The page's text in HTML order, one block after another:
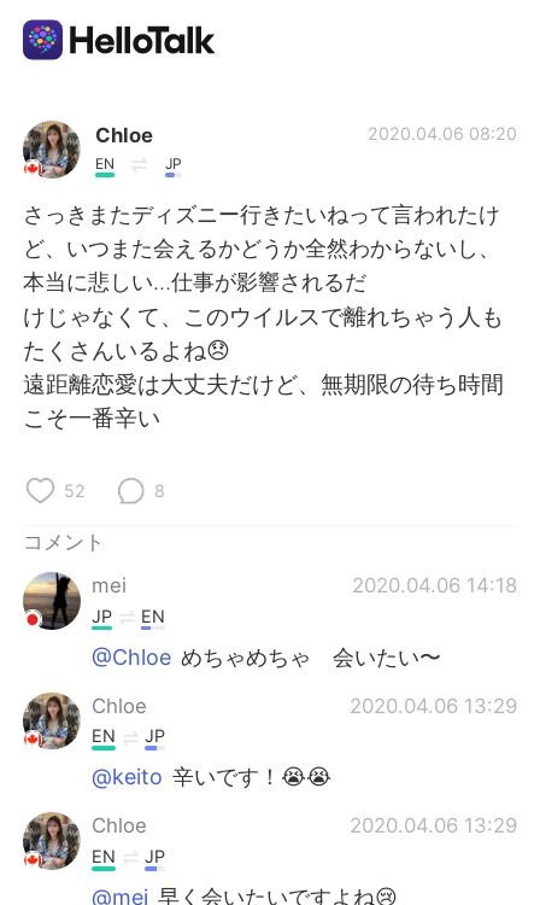
語学交換アプリ
AI Grammar Checker
日本語
English
繁體中文
العربية
Deutsch
Русский
Indonesia Italiano
Türkçe
Português
Chloe
EN JP
2020.04.06 08:20
さっきまたディズニー行きたいねって言われたけ
ど、いつまた会えるかどうか全然わからないし、
本当に悲しい…仕事が影響されるだ
けじゃなくて、このウイルスで離れちゃう人も
たくさんいるよね😞
遠距離恋愛は大丈夫だけど、無期限の待ち時間
こそ一番辛い
52 8
コメント
mei
2020.04.06 14:18
JP EN
@Chloe めちゃめちゃ 会いたい〜
Chloe 2020.04.06 13:29
EN JP
@keito 辛いです！😭😭
Chloe 2020.04.06 13:29
EN JP
@mei 早く会いたいですよね😢